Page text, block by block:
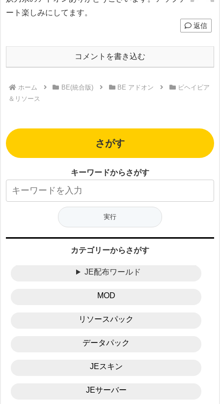
ート楽しみにしてます。
返信
コメントを書き込む
ホーム BE(統合版) BE アドオン
ビヘイビア
＆リソース
さがす
キーワードからさがす
カテゴリーからさがす
JE配布ワールド
MOD
リソースパック
データパック
JEスキン
JEサーバー